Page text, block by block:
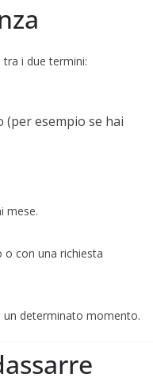
tra i due termini:
(per esempio se hai
mese.
con una richiesta
un determinato momento.